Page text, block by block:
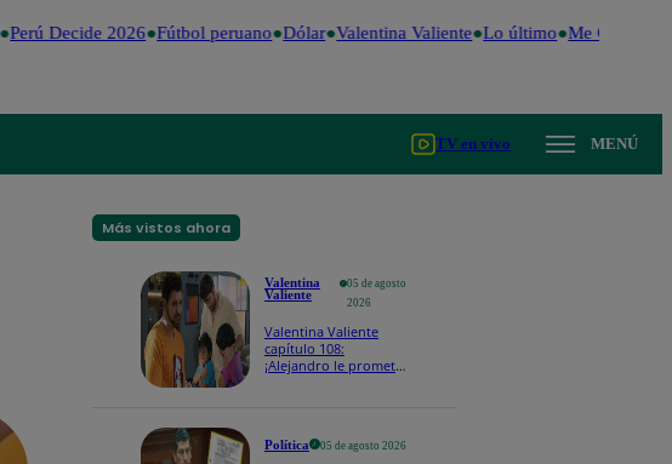
Perú Decide 2026 Fútbol peruano Dólar Valentina Valiente Lo último Me Caigo de
TV en vivo MENÚ
Más vistos ahora
Valentina
Valiente
05 de agosto
2026
Valentina Valiente
capítulo 108:
¡Alejandro le promete
Política 05 de agosto 2026